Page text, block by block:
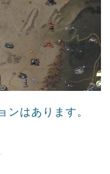
ンはあります。